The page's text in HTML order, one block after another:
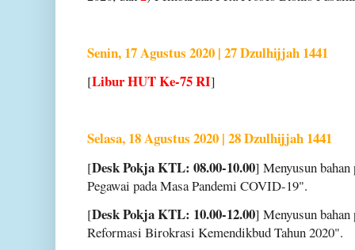
Senin, 17 Agustus 2020 | 27 Dzulhijjah 1441
[Libur HUT Ke-75 RI]
Selasa, 18 Agustus 2020 | 28 Dzulhijjah 1441
[Desk Pokja KTL: 08.00-10.00] Menyusun bahan
Pegawai pada Masa Pandemi COVID-19".
[Desk Pokja KTL: 10.00-12.00] Menyusun
Reformasi Birokrasi Kemendikbud Tahun 2020".